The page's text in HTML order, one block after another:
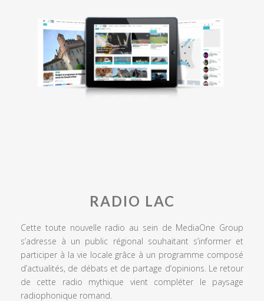
RADIO LAC
Cette toute nouvelle radio au sein de MediaOne Group
s’adresse à un public régional souhaitant s’informer et
participer à la vie locale grâce à un programme composé
d’actualités, de débats et de partage d’opinions. Le retour
de cette radio mythique vient compléter le paysage
radiophonique romand.